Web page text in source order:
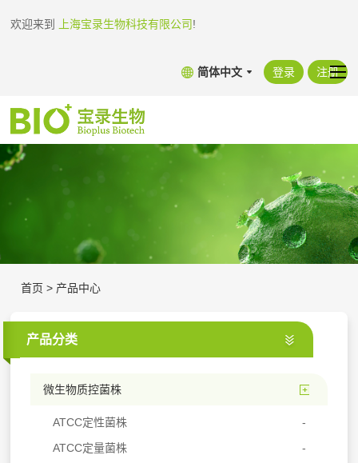
欢迎来到 上海宝录生物科技有限公司!
简体中文 登录 注册
首页 > 产品中心
产品分类
微生物质控菌株
ATCC定性菌株
ATCC定量菌株